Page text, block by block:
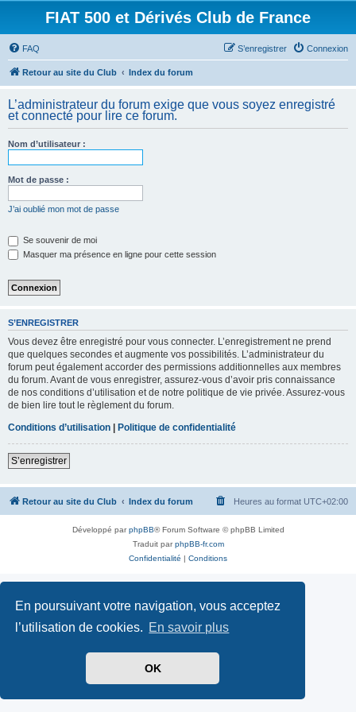
En poursuivant votre navigation, vous acceptez
l’utilisation de cookies. En savoir plus
OK
FIAT 500 et Dérivés Club de France
FAQ Connexion
S’enregistrer
Retour au site du Club Index du forum
L’administrateur du forum exige que vous soyez enregistré
et connecté pour lire ce forum.
Nom d’utilisateur :
Mot de passe :
J’ai oublié mon mot de passe
Se souvenir de moi
Masquer ma présence en ligne pour cette session
S’ENREGISTRER
Vous devez être enregistré pour vous connecter. L’enregistrement ne prend
que quelques secondes et augmente vos possibilités. L’administrateur du
forum peut également accorder des permissions additionnelles aux membres
du forum. Avant de vous enregistrer, assurez-vous d’avoir pris connaissance
de nos conditions d’utilisation et de notre politique de vie privée. Assurez-vous
de bien lire tout le règlement du forum.
Conditions d’utilisation | Politique de confidentialité
S’enregistrer
Retour au site du Club Index du forum Heures au format UTC+02:00
Développé parphpBB® Forum Software © phpBB Limited
Traduit parphpBB-fr.com
Confidentialité | Conditions